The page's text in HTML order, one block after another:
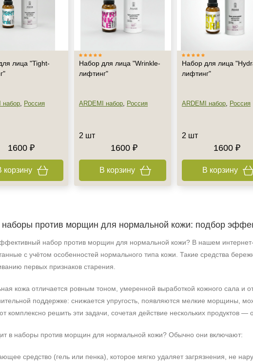
лица "Tight-
набор, Россия
1600 ₽
корзину
Набор для лица "Wrinkle-
лифтинг"
ARDEMI набор, Россия
2 шт
1600 ₽
В корзину
Набор для лица
лифтинг"
ARDEMI набор, Россия
2 шт
1600 ₽
В корзину
наборы против морщин для нормальной кожи: подбор
набор против морщин для нормальной кожи? В нашем
с учётом особенностей нормального типа кожи. Такие средства
первых признаков старения.
кожа отличается ровным тоном, умеренной выработкой кожного сала и
поддержке: снижается упругость, появляются мелкие морщины,
комплексно решить эти задачи, сочетая действие нескольких продуктов —
в наборы против морщин для нормальной кожи? Обычно они включают:
средство (гель или пенка), которое мягко удаляет загрязнения, не